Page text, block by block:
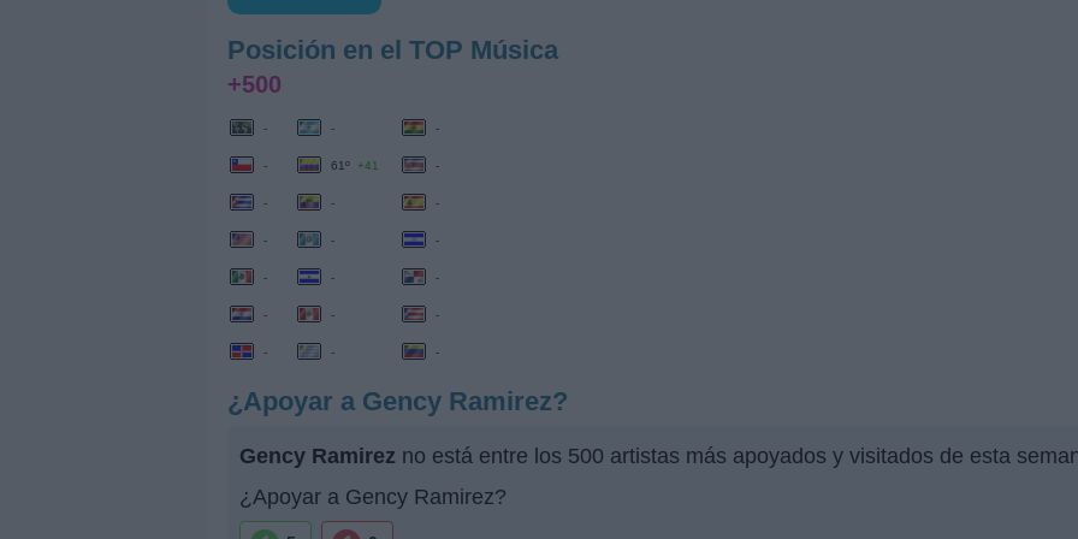
Posición en el TOP Música
+500
- - -
- 61º +41 -
- - -
- - -
- - -
- - -
- - -
¿Apoyar a Gency Ramirez?
Gency Ramirez no está entre los 500 artistas más apoyados y visitados de esta
¿Apoyar a Gency Ramirez?